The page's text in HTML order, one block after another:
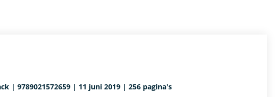
| 9789021572659 | 11 juni 2019 | 256 pagina's